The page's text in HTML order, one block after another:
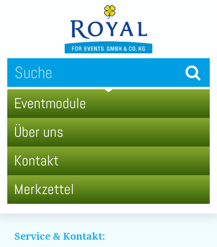
Eventmodule
Über uns
Kontakt
Merkzettel
Service & Kontakt: